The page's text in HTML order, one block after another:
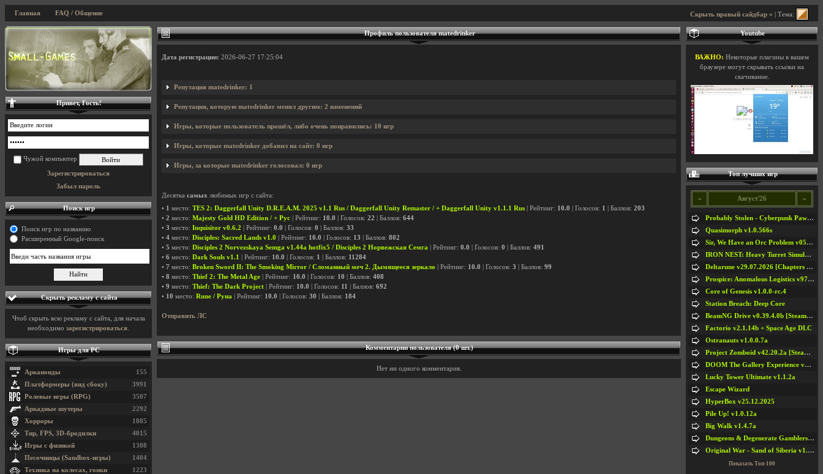
Скрыть правый сайдбар » | Тема:
Главная FAQ / Общение
Профиль пользователя matedrinker
Дата регистрации: 2026-06-27 17:25:04
Репутация matedrinker: 1
Репутация, которую matedrinker менял другим: 2 изменений
Игры, которые пользователь прошёл, либо очень понравились: 10 игр
Игры, которые matedrinker добавил на сайт: 0 игр
Игры, за которые matedrinker голосовал: 0 игр
Десятка самых любимых игр с сайта:
• 1 место: TES 2: Daggerfall Unity D.R.E.A.M. 2025 v1.1 Rus / Daggerfall Unity Remaster / + Daggerfall Unity v1.1.1 Rus | Рейтинг: 10.0 | Голосов: 1 | Баллов: 203
• 2 место: Majesty Gold HD Edition / + Рус | Рейтинг: 10.0 | Голосов: 22 | Баллов: 644
• 3 место: Inquisitor v0.6.2 | Рейтинг: 0.0 | Голосов: 0 | Баллов: 33
• 4 место: Disciples: Sacred Lands v1.0 | Рейтинг: 10.0 | Голосов: 13 | Баллов: 802
• 5 место: Disciples 2 Norvezskaya Semga v1.44a hotfix5 / Disciples 2 Норвежская Семга | Рейтинг: 0.0 | Голосов: 0 | Баллов: 491
• 6 место: Dark Souls v1.1 | Рейтинг: 10.0 | Голосов: 1 | Баллов: 11284
• 7 место: Broken Sword II: The Smoking Mirror / Сломанный меч 2. Дымящееся зеркало | Рейтинг: 10.0 | Голосов: 3 | Баллов: 99
• 8 место: Thief 2: The Metal Age | Рейтинг: 10.0 | Голосов: 10 | Баллов: 408
• 9 место: Thief: The Dark Project | Рейтинг: 10.0 | Голосов: 11 | Баллов: 692
• 10 место: Rune / Руна | Рейтинг: 10.0 | Голосов: 30 | Баллов: 184
Отправить ЛС
Комментарии пользователя (0 шт.)
Нет ни одного комментария.
Привет, Гость!
Чужой компьютер
Зарегистрироваться
Забыл пароль
Поиск игр
Поиск игр по названию
Расширенный Google-поиск
Скрыть рекламу с сайта
Чтоб скрыть всю рекламу с сайта, для начала
необходимо зарегистрироваться
Игры для PC
155
Арканоиды
3991
Платформеры (вид сбоку)
3507
Ролевые игры (RPG)
2292
Аркадные шутеры
1885
Хорроры
4015
Тир, FPS, 3D-бродилки
1308
Игры с физикой
1404
Песочницы (Sandbox-игры)
1223
Техника на колесах, гонки
Youtube
ВАЖНО: Некоторые плагины в вашем
браузере могут скрывать ссылки на
скачивание.
Топ лучших игр
« Август'26 »
Probably Stolen - Cyberpunk Pawnshop Simulator v048c [Playtest]
Quasimorph v1.0.566s
Sir, We Have an Orc Problem v05.08.2026
IRON NEST: Heavy Turret Simulator v1.0a
Deltarune v29.07.2026 [Chapters 1-5] / + RUS [Chapters 1-5]
Prospice: Anomalous Logistics v97 [Playtest]
Core of Genesis v1.0.0-rc.4
Station Breach: Deep Core
BeamNG Drive v0.39.4.0b [Steam Early Access]
Factorio v2.1.14b + Space Age DLC
Ostranauts v1.0.0.7a
Project Zomboid v42.20.2a [Steam Early Access]
DOOM The Gallery Experience v1.4.2
Lucky Tower Ultimate v1.1.2a
Escape Wizard
HyperBox v25.12.2025
Pile Up! v1.0.12a
Big Walk v1.4.7a
Dungeons & Degenerate Gamblers v2.0.2a
Original War - Sand of Siberia v1.6.30
Показать Топ-100